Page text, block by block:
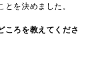
を決めました。
ろを教えてくださ